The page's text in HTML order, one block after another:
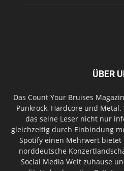
ÜBER
Das Count Your Bruises
Punkrock, Hardcore und
das seine Leser nicht nur
gleichzeitig durch Einbindung
Spotify einen Mehrwert
norddeutsche
Social Media Welt zuhause